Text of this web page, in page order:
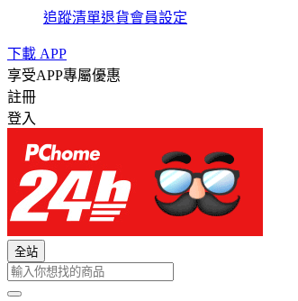
追蹤清單退貨會員設定
下載 APP
享受APP專屬優惠
註冊
登入
全站